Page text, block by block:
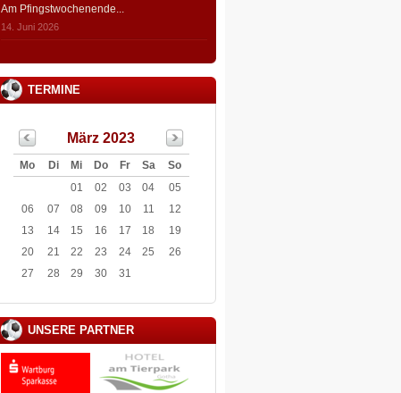
Am Pfingstwochenende...
14. Juni 2026
TERMINE
März 2023
Mo Di Mi Do Fr Sa
So
01
02 03 04
05
06
07 08 09 10 11
12
13
14 15 16 17 18
19
20
21 22 23 24 25
26
27
28 29 30 31
UNSERE PARTNER